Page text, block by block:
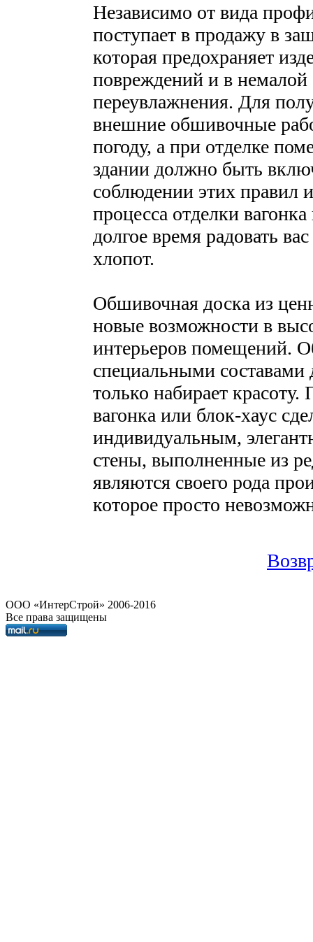
Независимо от вида
поступает в продажу в
которая предохраняет
повреждений и в
переувлажнения. Для
внешние обшивочные
погоду, а при отделке
здании должно быть
соблюдении этих правил
процесса отделки
долгое время радовать
хлопот.
Обшивочная доска из
новые возможности в
интерьеров помещений.
специальными составами
только набирает
вагонка или блок-хаус
индивидуальным,
стены, выполненные из
являются своего рода
которое просто
OOO «ИнтерСтрой» 2006-2016
Все права защищены